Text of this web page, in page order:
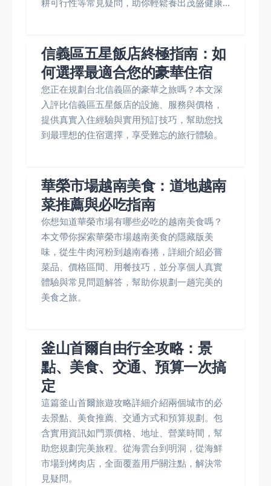
耕可行性等常見疑問，助你輕鬆養出茂盛健康...
信義區五星飯店終極指南：如
何選擇最適合您的豪華住宿
您正在規劃台北信義區的豪華之旅嗎？本文深
入評比信義區五星飯店的設施、服務與價格，
提供真實入住經驗與實用預訂技巧，幫助您找
到最理想的住宿選擇，享受難忘的旅行體驗。
華榮市場越南美食：道地越南
菜推薦與必吃指南
你想知道華榮市場有哪些必吃的越南美食嗎？
本文帶你探索華榮市場越南美食的隱藏版美
味，從生牛肉河粉到越南春捲，詳細介紹必嘗
菜品、價格區間、用餐技巧，並分享個人真實
體驗與常見問題解答，幫助你規劃一趟完美的
美食之旅。
釜山首爾自由行全攻略：景
點、美食、交通、預算一次搞
定
這篇釜山首爾旅遊攻略詳細介紹兩個城市的必
去景點、美食推薦、交通方式和預算規劃。包
含實用資訊如門票價格、地址、營業時間，幫
助您規劃完美旅程。從海雲台到明洞，從海鮮
市場到烤肉店，全面覆蓋用戶關注點，解決常
見疑問。